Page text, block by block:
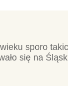
sporo
się na